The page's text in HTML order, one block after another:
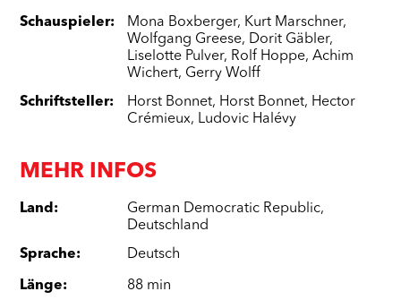
Schauspieler: Mona Boxberger, Kurt Marschner,
Wolfgang Greese, Dorit Gäbler,
Liselotte Pulver, Rolf Hoppe,Achim
Wichert, Gerry Wolff
Schriftsteller: Horst Bonnet, Horst Bonnet, Hector
Crémieux, Ludovic Halévy
MEHR INFOS
Land: German Democratic Republic,
Deutschland
Sprache: Deutsch
Länge: 88 min